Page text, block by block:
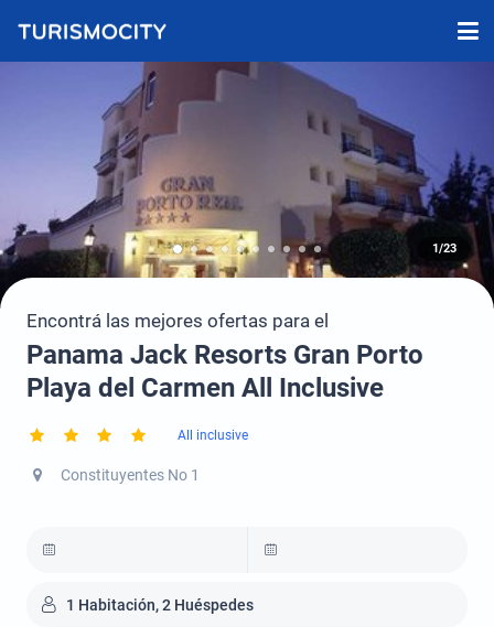
1/23
Encontrá las mejores ofertas para el
Panama Jack Resorts Gran Porto
Playa del Carmen All Inclusive
All inclusive
Constituyentes No 1
1 Habitación, 2 Huéspedes